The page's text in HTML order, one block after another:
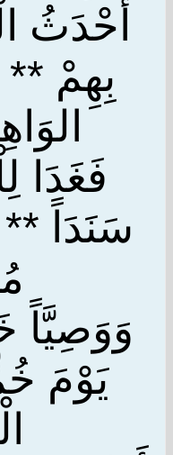
أَحْدَثُ
بِهِمْ
فَغَدَا
سَنَدَاً **
وَوَصِيَّاً
يَوْمَ